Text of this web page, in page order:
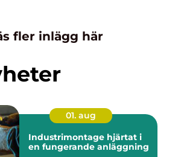
fler inlägg här
01. aug
Industrimontage hjärtat i
en fungerande anläggning